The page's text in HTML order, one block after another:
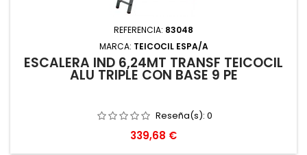
REFERENCIA: 83048
MARCA: TEICOCIL ESPA/A
ESCALERA IND 6,24MT TRANSF TEICOCIL
ALU TRIPLE CON BASE 9 PE
Reseña(s): 0
Precio
339,68 €